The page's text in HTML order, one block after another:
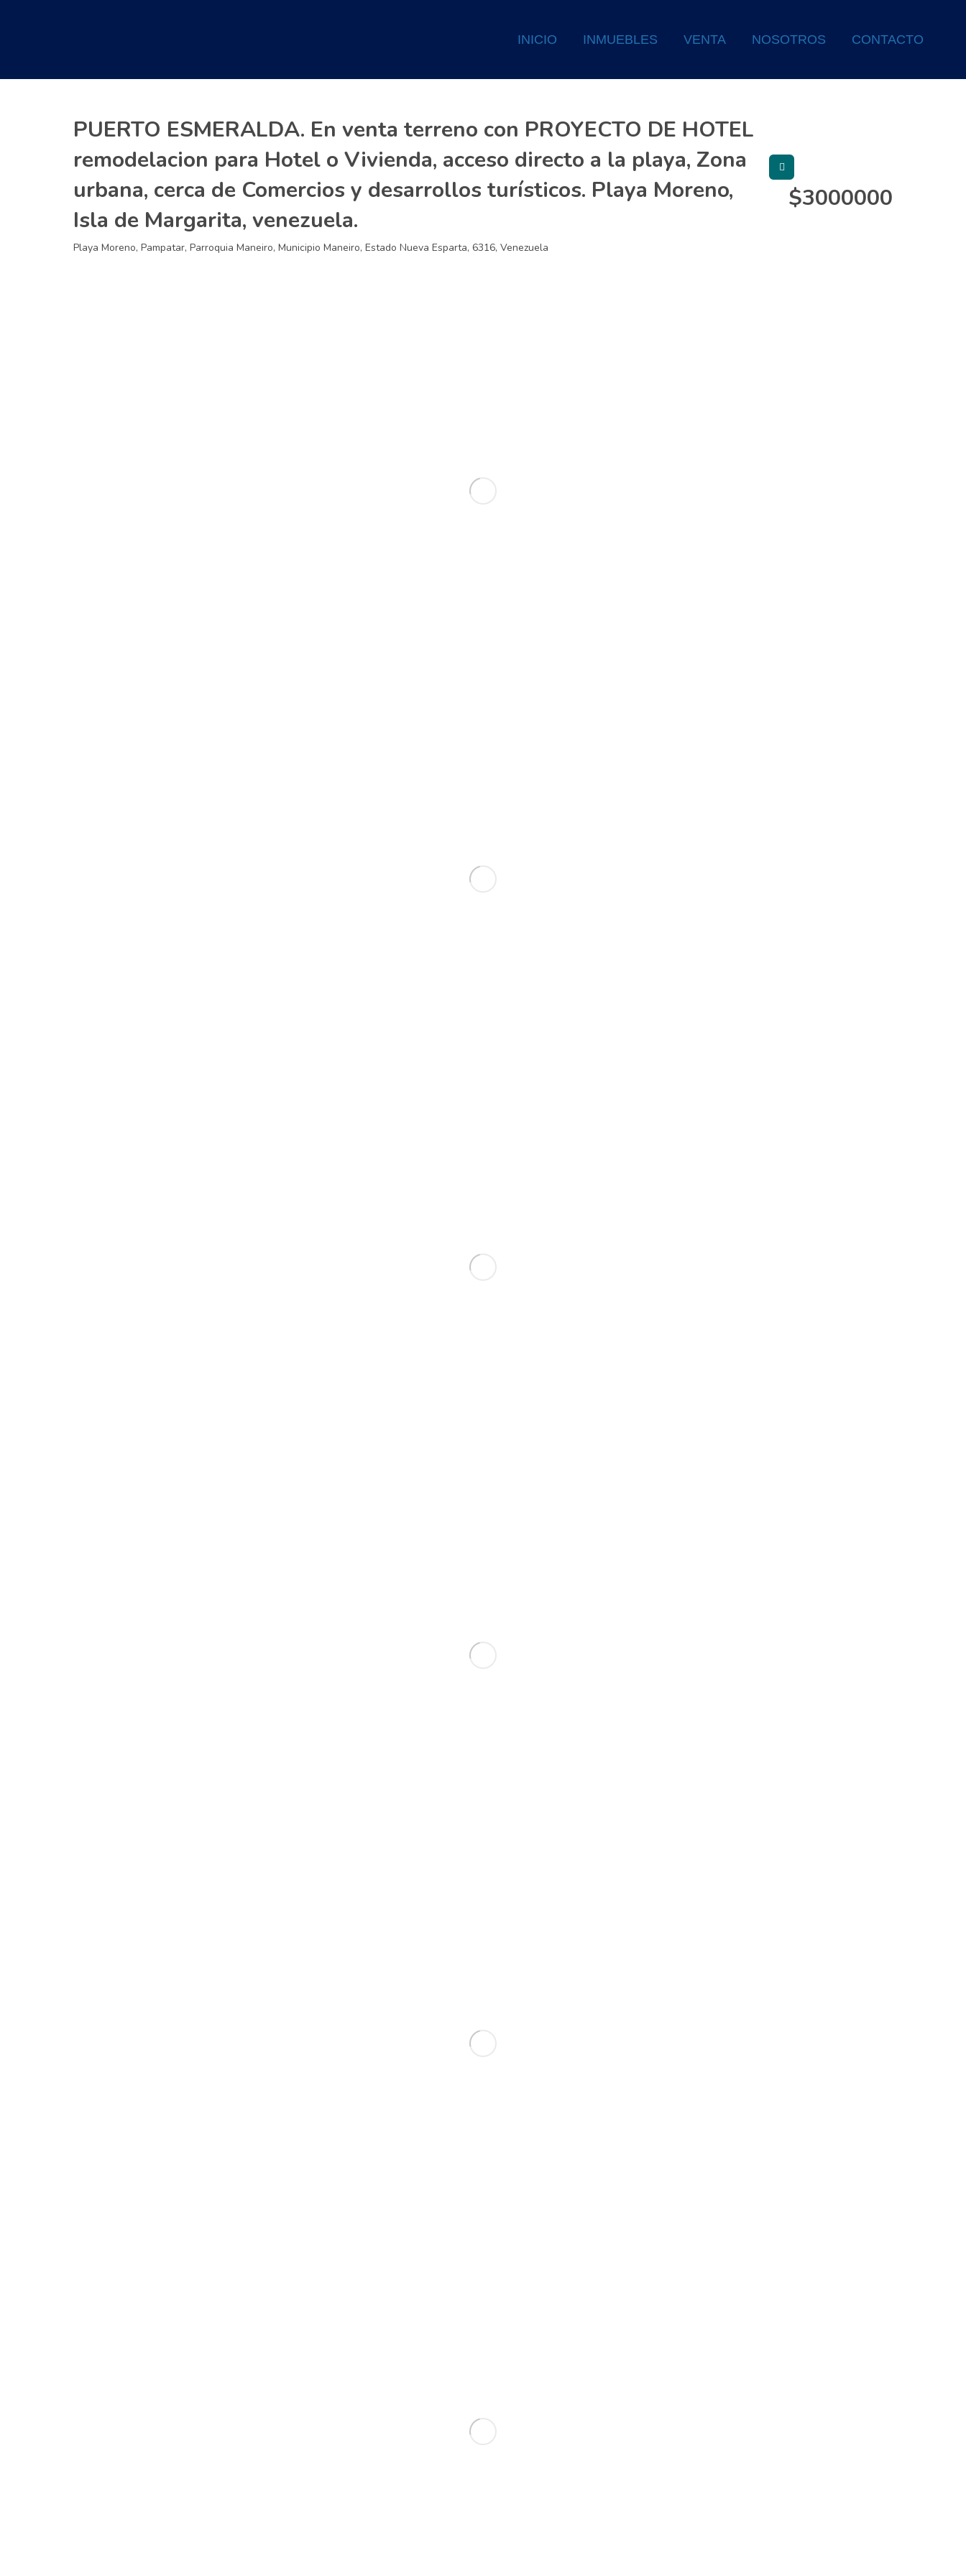
INICIO INMUEBLES VENTA NOSOTROS CONTACTO
PUERTO ESMERALDA. En venta terreno con PROYECTO DE HOTEL
remodelacion para Hotel o Vivienda, acceso directo a la playa, Zona
urbana, cerca de Comercios y desarrollos turísticos. Playa Moreno,
Isla de Margarita, venezuela.
Playa Moreno, Pampatar, Parroquia Maneiro, Municipio Maneiro, Estado Nueva Esparta, 6316, Venezuela
$3000000